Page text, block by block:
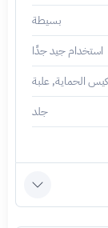
بسيطة
استخدام جيد جدًا
كيس الحماية, علبة
جلد